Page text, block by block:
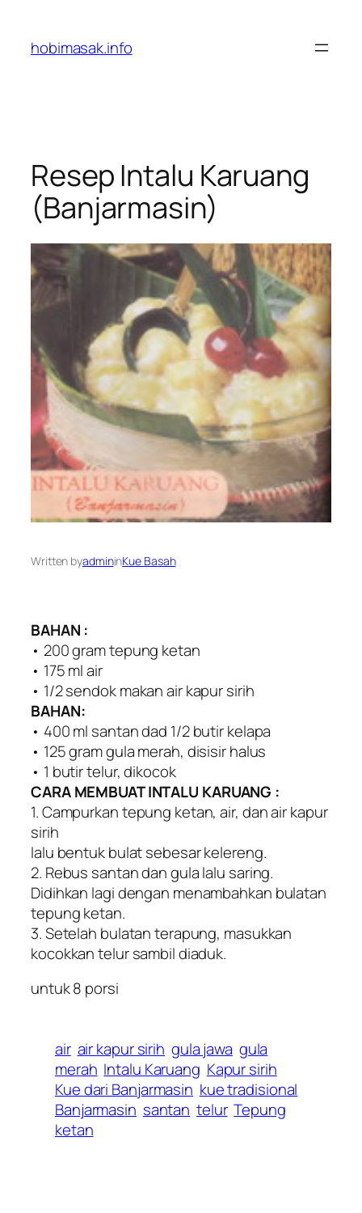
content
hobimasak.info
Resep Intalu Karuang
(Banjarmasin)
Written byadmininKue Basah
BAHAN :
• 200 gram tepung ketan
• 175 ml air
• 1/2 sendok makan air kapur sirih
BAHAN:
• 400 ml santan dad 1/2 butir kelapa
• 125 gram gula merah, disisir halus
• 1 butir telur, dikocok
CARA MEMBUAT INTALU KARUANG :
1. Campurkan tepung ketan, air, dan air kapur
sirih
lalu bentuk bulat sebesar kelereng.
2. Rebus santan dan gula lalu saring.
Didihkan lagi dengan menambahkan bulatan
tepung ketan.
3. Setelah bulatan terapung, masukkan
kocokkan telur sambil diaduk.
untuk 8 porsi
air air kapur sirih gula jawa gula
merah Intalu Karuang Kapur sirih
Kue dari Banjarmasin kue tradisional
Banjarmasin santan telur Tepung
ketan